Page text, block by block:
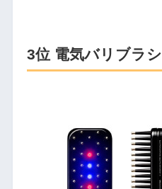
3位 電気バリブラシ